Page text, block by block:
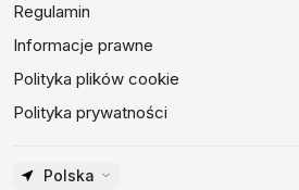
Regulamin
Informacje prawne
Polityka plików cookie
Polityka prywatności
Polska